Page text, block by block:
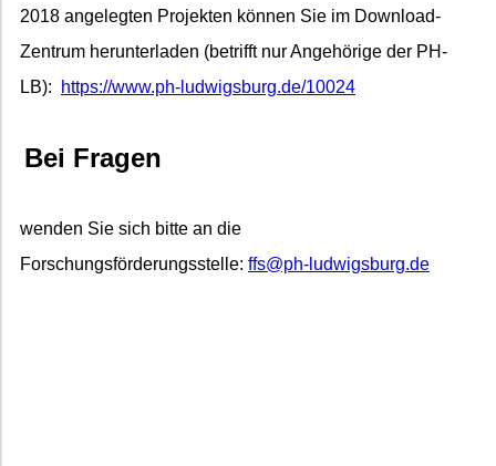
2018 angelegten Projekten können Sie im Download-
Zentrum herunterladen (betrifft nur Angehörige der PH-
LB):
https://www.ph-ludwigsburg.de/10024
Bei Fragen
wenden Sie sich bitte an die
Forschungsförderungsstelle: ffs@ph-ludwigsburg.de